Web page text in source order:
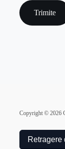
Copyright © 2026
Retragere